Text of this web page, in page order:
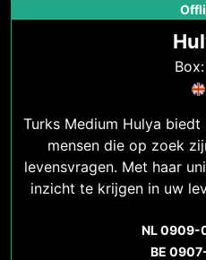
Turks Medium Hulya
mensen die op zoek
levensvragen. Met haar
inzicht te krijgen in uw
NL
BE